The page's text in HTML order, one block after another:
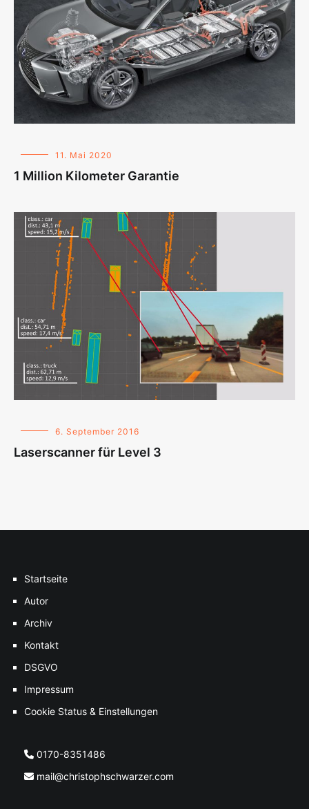
11. Mai 2020
1 Million Kilometer Garantie
6. September 2016
Laserscanner für Level 3
Startseite
Autor
Archiv
Kontakt
DSGVO
Impressum
Cookie Status & Einstellungen
0170-8351486
mail@christophschwarzer.com